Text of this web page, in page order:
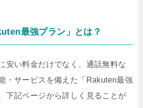
最強プラン」とは？
安い料金だけでなく、通話無料な
・サービスを備えた「Rakuten最強
下記ページから詳しく見ることが